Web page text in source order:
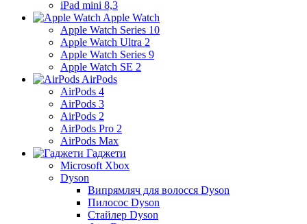
iPad mini 8,3
Apple Watch
Apple Watch Series 10
Apple Watch Ultra 2
Apple Watch Series 9
Apple Watch SE 2
AirPods
AirPods 4
AirPods 3
AirPods 2
AirPods Pro 2
AirPods Max
Гаджети
Microsoft Xbox
Dyson
Випрямляч для волосся Dyson
Пилосос Dyson
Стайлер Dyson